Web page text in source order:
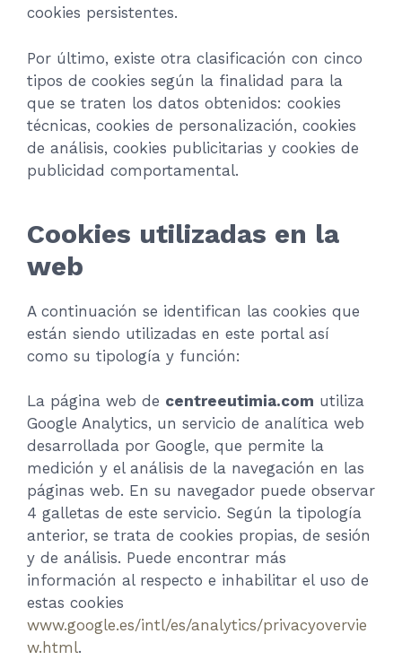
cookies persistentes.
Por último, existe otra clasificación con cinco
tipos de cookies según la finalidad para la
que se traten los datos obtenidos: cookies
técnicas, cookies de personalización, cookies
de análisis, cookies publicitarias y cookies de
publicidad comportamental.
Cookies utilizadas en la
web
A continuación se identifican las cookies que
están siendo utilizadas en este portal así
como su tipología y función:
La página web de centreeutimia.com utiliza
Google Analytics, un servicio de analítica web
desarrollada por Google, que permite la
medición y el análisis de la navegación en las
páginas web. En su navegador puede observar
4 galletas de este servicio. Según la tipología
anterior, se trata de cookies propias, de sesión
y de análisis. Puede encontrar más
información al respecto e inhabilitar el uso de
estas cookies
www.google.es/intl/es/analytics/privacyovervie
w.html.